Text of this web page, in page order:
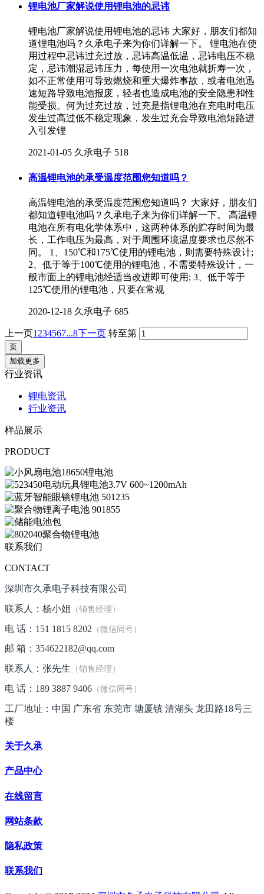
锂电池厂家解说使用锂电池的忌讳
锂电池厂家解说使用锂电池的忌讳 大家好，朋友们都知
道锂电池吗？久承电子来为你们详解一下。 锂电池在使
用过程中忌讳过充过放，忌讳高温低温，忌讳电压不稳
定，忌讳潮湿忌讳压力，每使用一次电池就折寿一次，
如不正常使用可导致燃烧和重大爆炸事故，或者电池迅
速短路导致电池报废，轻者也造成电池的安全隐患和性
能受损。何为过充过放，过充是指锂电池在充电时电压
发生过高过低不稳定现象，发生过充会导致电池短路进
入引发锂
2021-01-05 久承电子 518
高温锂电池的承受温度范围您知道吗？
高温锂电池的承受温度范围您知道吗？ 大家好，朋友们
都知道锂电池吗？久承电子来为你们详解一下。 高温锂
电池在所有电化学体系中，这两种体系的贮存时间为最
长，工作电压为最高，对于周围环境温度要求也尽然不
同。 1、150℃和175℃使用的锂电池，则需要特殊设计;
2、低于等于100℃使用的锂电池，不需要特殊设计，一
般市面上的锂电池经适当改进即可使用; 3、低于等于
125℃使用的锂电池，只要在常规
2020-12-18 久承电子 685
上一页1 234567...8下一页 转至第
加载更多
行业资讯
锂电资讯
行业资讯
样品展示
PRODUCT
联系我们
CONTACT
深圳市久承电子科技有限公司
联系人：杨小姐
（销售经理）
电 话：151 1815 8202 （微信同号）
邮 箱：354622182@qq.com
联系人：张先生 （销售经理）
电 话：189 3887 9406 （微信同号）
工厂地址：中国 广东省 东莞市 塘厦镇 清湖头 龙田路18号三
楼
关于久承
产品中心
在线留言
网站条款
隐私政策
联系我们